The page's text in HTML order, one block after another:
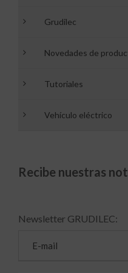
Grudilec
Novedades de
Tutoriales
Vehículo eléctrico
Recibe nuestras
Newsletter GRUDILEC: